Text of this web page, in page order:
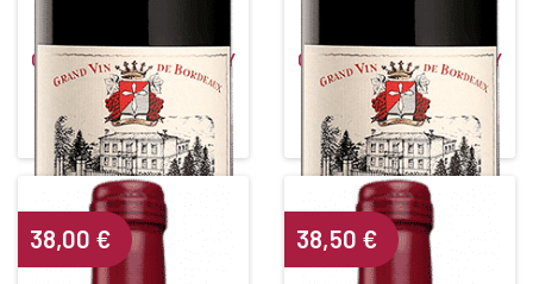
CHÂTEAU LA CROIX DE GAY
Red • 2017
POMEROL
Alcohol content : 14°
CHÂTEAU LA CROIX DE GAY
Red • 2014
POMEROL
Alcohol content : 13,5°
38,00 € 38,50 €